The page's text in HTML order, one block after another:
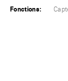
Fonctions: